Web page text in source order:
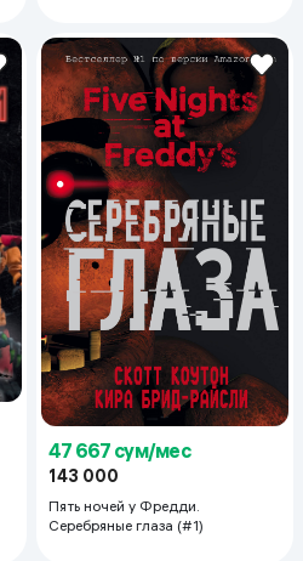
47 667 сум/мес
143 000
Пять ночей у Фредди.
Серебряные глаза (#1)